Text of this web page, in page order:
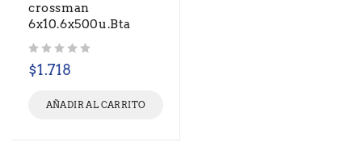
crossman
6x10.6x500u.Bta
$1.718
AÑADIR AL CARRITO